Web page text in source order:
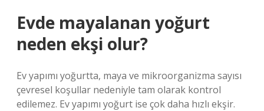
Evde mayalanan yoğurt
neden ekşi olur?
Ev yapımı yoğurtta, maya ve mikroorganizma sayısı
çevresel koşullar nedeniyle tam olarak kontrol
edilemez. Ev yapımı yoğurt ise çok daha hızlı ekşir.